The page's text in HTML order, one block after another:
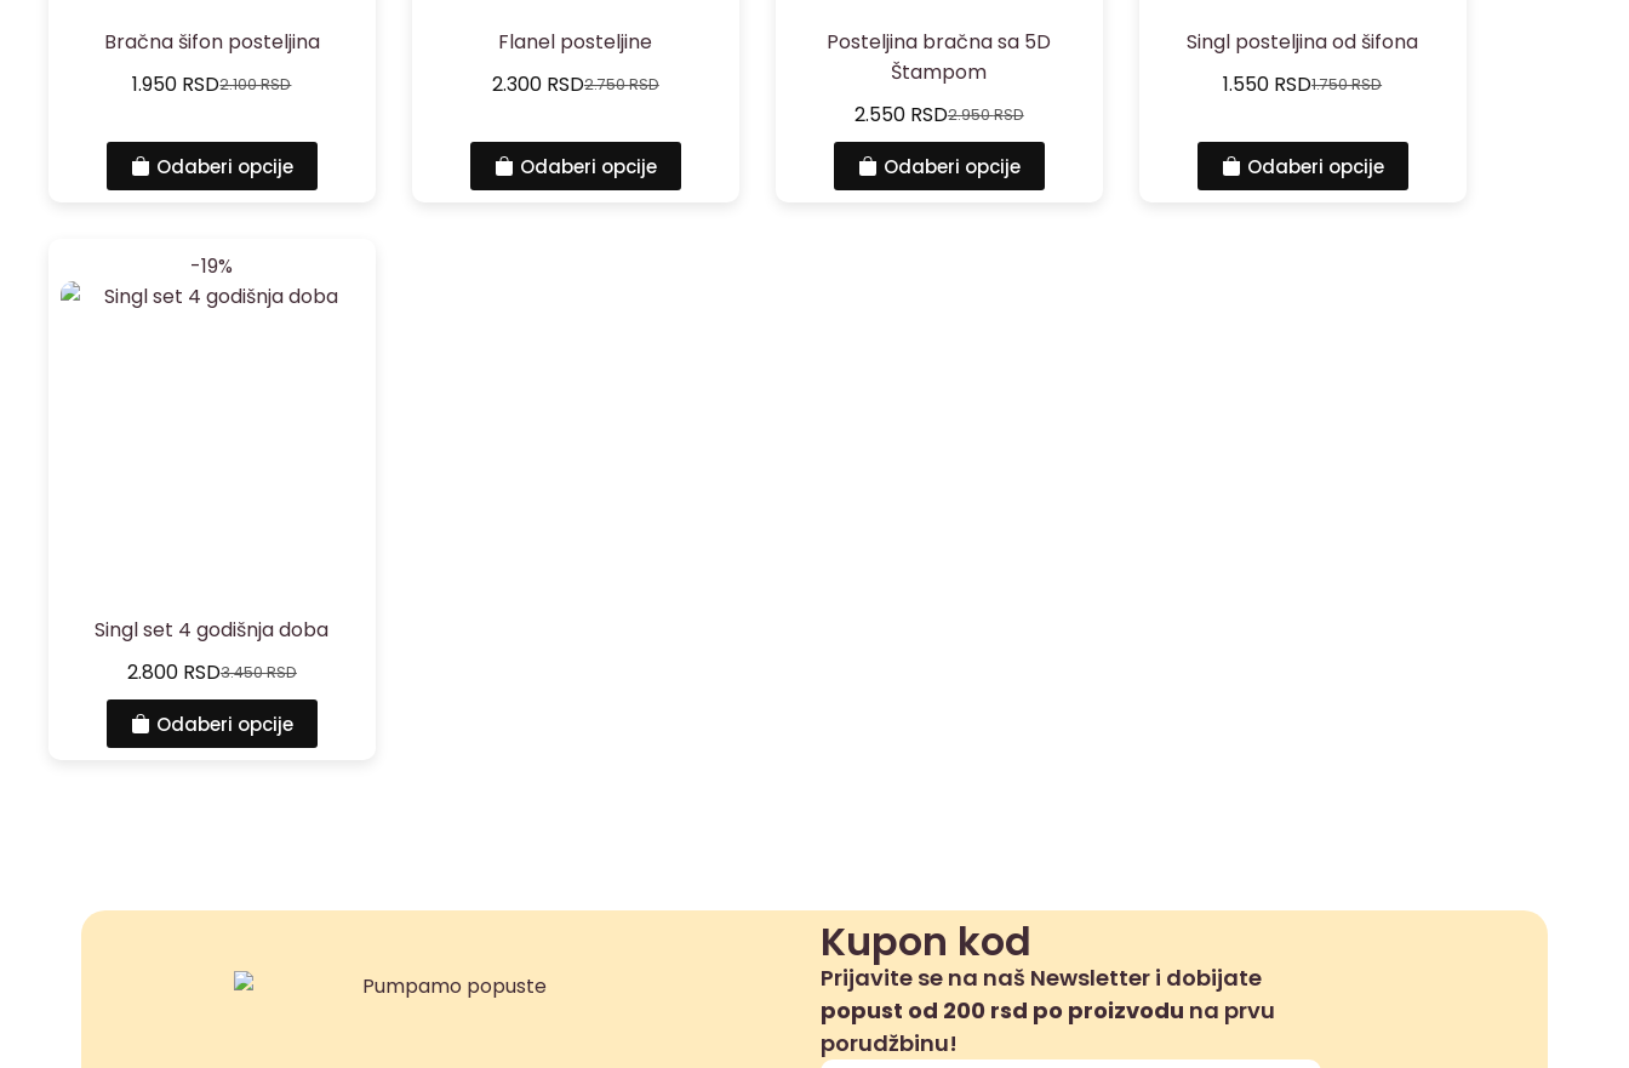
Bračna šifon posteljina
2.100RSD
1.950 RSD
Odaberi opcije
Flanel posteljine
2.750RSD
2.300 RSD
Odaberi opcije
Posteljina bračna sa 5D
Štampom
2.950RSD
2.550 RSD
Odaberi opcije
Singl posteljina od šifona
1.750RSD
1.550 RSD
Odaberi opcije
-19%
Singl set 4 godišnja doba
3.450RSD
2.800 RSD
Odaberi opcije
Kupon kod
Prijavite se na naš Newsletter i dobijate
popust od 200 rsd po proizvodu na prvu
porudžbinu!